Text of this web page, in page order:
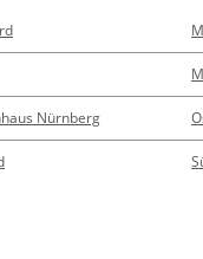
Nürnberg